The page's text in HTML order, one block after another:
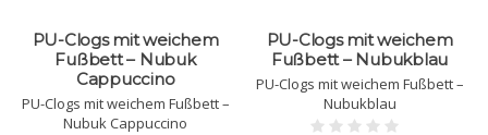
PU-Clogs mit weichem
Fußbett – Nubuk
Cappuccino
PU-Clogs mit weichem Fußbett –
Nubuk Cappuccino
PU-Clogs mit weichem
Fußbett – Nubukblau
PU-Clogs mit weichem Fußbett –
Nubukblau